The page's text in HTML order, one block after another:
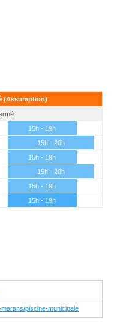
(Assomption)
15h - 19h
15h - 20h
15h - 19h
15h - 20h
15h - 19h
15h - 19h
piscine-municipale